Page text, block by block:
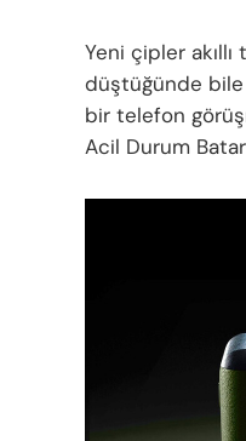
Yeni çipler
düştüğünde bile
bir telefon
Acil Durum